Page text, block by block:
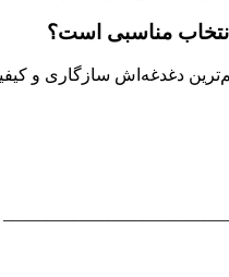
مناسبی است؟
دغدغه‌اش سازگاری